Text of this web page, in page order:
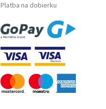
Platba na dobierku